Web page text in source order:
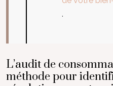
.
L’audit de
méthode pour